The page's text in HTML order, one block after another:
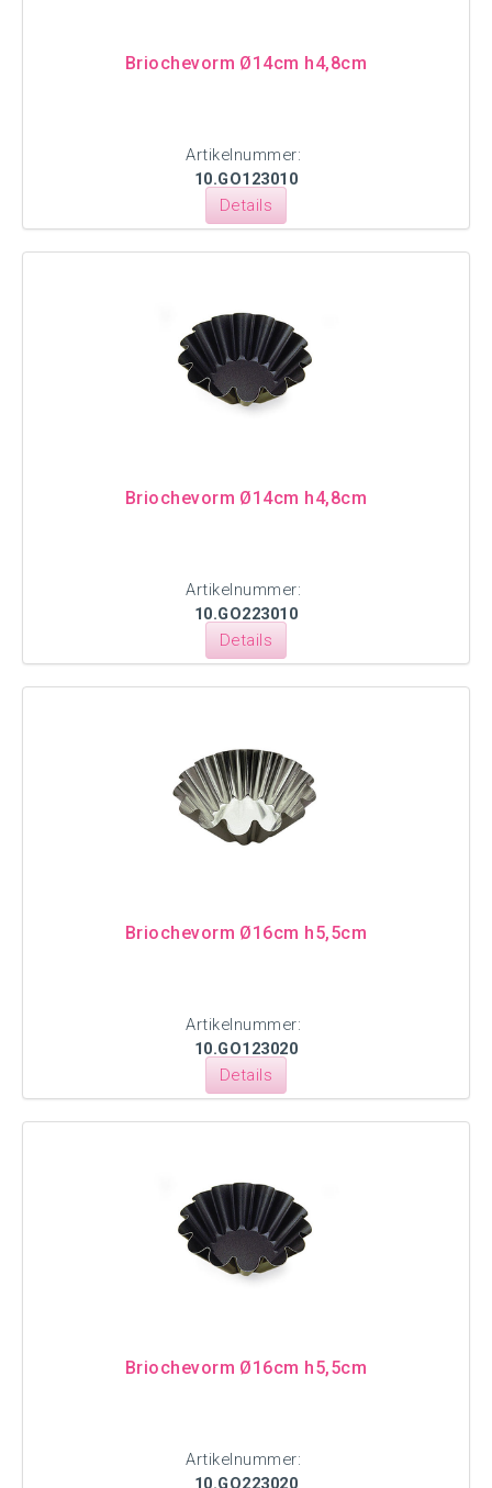
Briochevorm Ø14cm h4,8cm
Artikelnummer:
10.GO123010
Details
Briochevorm Ø14cm h4,8cm
Artikelnummer:
10.GO223010
Details
Briochevorm Ø16cm h5,5cm
Artikelnummer:
10.GO123020
Details
Briochevorm Ø16cm h5,5cm
Artikelnummer:
10.GO223020